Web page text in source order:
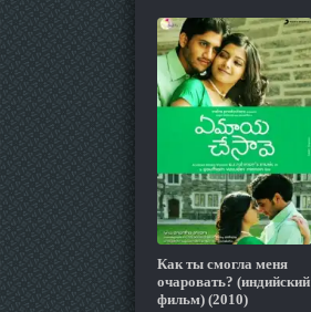
Как ты смогла меня
очаровать? (индийский
фильм) (2010)